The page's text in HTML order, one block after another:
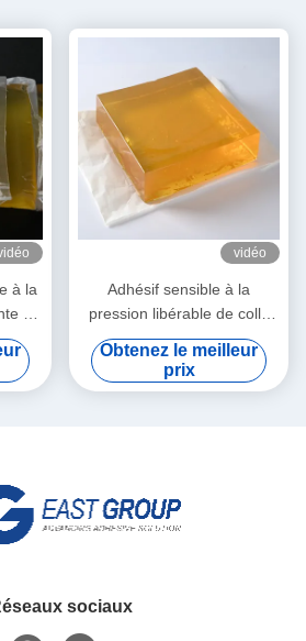
à la
de
vidéo
Adhésif sensible à la
pression libérable de colle
chaude imperméable pour le
papier de décoration du mur
3d
Obtenez le meilleur
prix
sociaux